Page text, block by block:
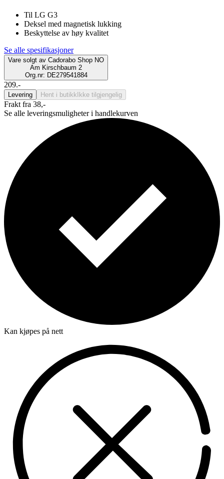
Til LG G3
Deksel med magnetisk lukking
Beskyttelse av høy kvalitet
Se alle spesifikasjoner
Vare solgt av Cadorabo Shop NO
Am Kirschbaum 2
Org.nr: DE279541884
209.-
Levering Hent i butikk Ikke tilgjengelig
Frakt fra 38,-
Se alle leveringsmuligheter i handlekurven
Kan kjøpes på nett